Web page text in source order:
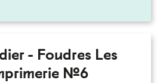
- Foudres Les
n°6